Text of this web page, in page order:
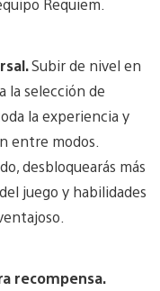
Requiem.
Subir de nivel en
la selección de
la experiencia y
entre modos.
desbloquearás más
juego y habilidades
recompensa.